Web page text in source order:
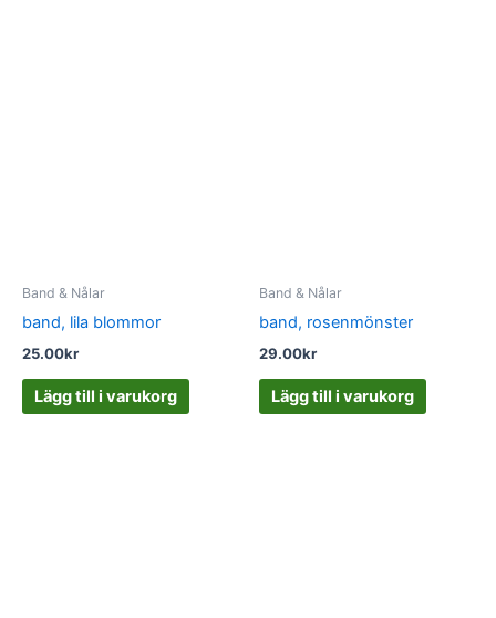
Band & Nålar
band, lila blommor
25.00kr
Lägg till i varukorg
Band & Nålar
band, rosenmönster
29.00kr
Lägg till i varukorg